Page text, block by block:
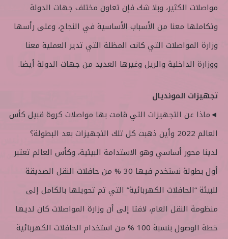
مواصلات الكثير، وبلا شك فإن تعاون مختلف جهات الدولة
وتكاملها معنا من الأسباب الأساسية في النجاح، وعلى رأسها
وزارة المواصلات التي كانت المظلة التي تدير العملية معنا
ووزارة الداخلية والريل وغيرها العديد من جهات الدولة أيضا.
تجهيزات المونديال
◄ماذا عن التجهيزات التي قامت بها مواصلات كروة قبيل كأس
العالم 2022 وأين ذهبت كل تلك التجهيزات بعد البطولة؟
لدينا محور أساسي وهو الاستدامة البيئية، وكأس العالم تعتبر
أول بطولة نستخدم فيها 30 % من حافلات النقل الصديقة
للبيئة “الحافلات الكهربائية” التي تم تحويلها بالكامل إلى
منظومة النقل العام، لافتا إلى أن وزارة المواصلات كان لديها
خطة الوصول بنسبة 100 % من استخدام الحافلات الكهربائية